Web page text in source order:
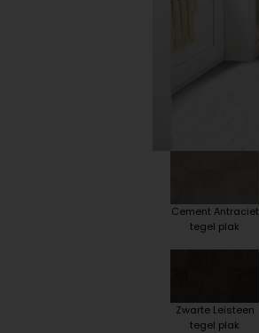
Cement Antraciet
tegel plak
Zwarte Leisteen
tegel plak